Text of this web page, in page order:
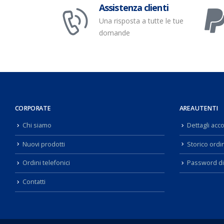
Assistenza clienti
Una risposta a tutte le tue
domande
CORPORATE
Chi siamo
Nuovi prodotti
Ordini telefonici
Contatti
AREA UTENTI
Dettagli
Storico
Password